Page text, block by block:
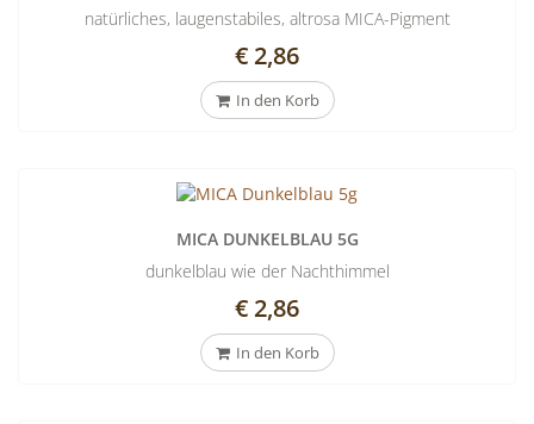
natürliches, laugenstabiles, altrosa MICA-Pigment
€ 2,86
In den Korb
MICA DUNKELBLAU 5G
dunkelblau wie der Nachthimmel
€ 2,86
In den Korb